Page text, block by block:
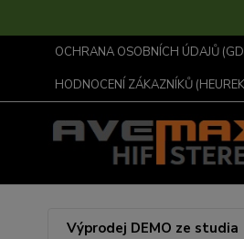
OCHRANA OSOBNÍCH ÚDAJŮ
HODNOCENÍ ZÁKAZNÍKŮ
Výprodej DEMO ze studia